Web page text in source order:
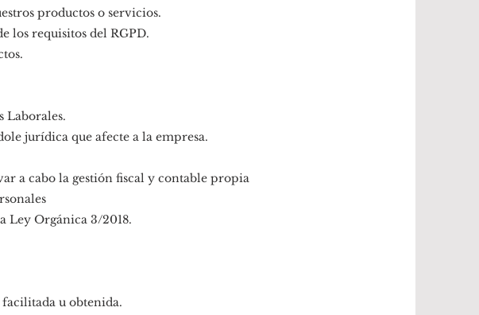
productos o servicios.
los requisitos del RGPD.
Laborales.
jurídica que afecte a la empresa.
a cabo la gestión fiscal y contable propia
Ley Orgánica 3/2018.
u obtenida.